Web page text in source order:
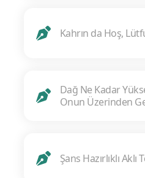
Kahrın da Hoş,
Dağ Ne Kadar
Onun Üzerinden
Şans Hazırlıklı Aklı